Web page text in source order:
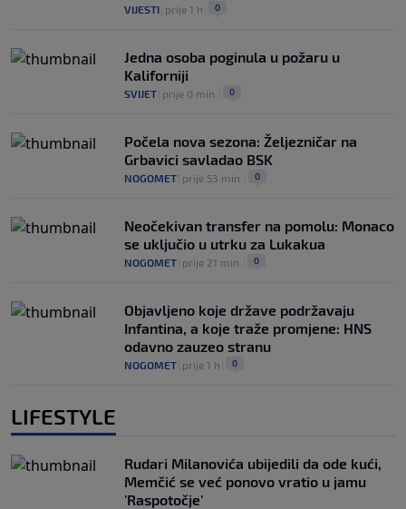
VIJESTI prije 1 h 0
Jedna osoba poginula u požaru u
Kaliforniji
SVIJET prije 0 min. 0
Počela nova sezona: Željezničar na
Grbavici savladao BSK
NOGOMET prije 53 min. 0
Neočekivan transfer na pomolu: Monaco
se uključio u utrku za Lukakua
NOGOMET prije 21 min. 0
Objavljeno koje države podržavaju
Infantina, a koje traže promjene: HNS
odavno zauzeo stranu
NOGOMET prije 1 h 0
LIFESTYLE
Rudari Milanovića ubijedili da ode kući,
Memčić se već ponovo vratio u jamu
'Raspotočje'